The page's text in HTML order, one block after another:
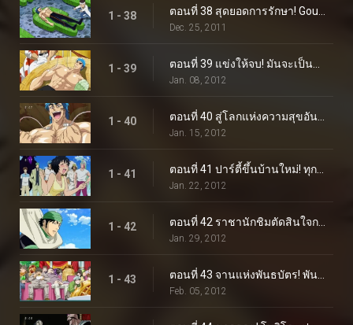
1 - 38
Dec. 25, 2011
1 - 39
Jan. 08, 2012
1 - 40
Jan. 15, 2012
1 - 41
Jan. 22, 2012
1 - 42
Jan. 29, 2012
1 - 43
Feb. 05, 2012